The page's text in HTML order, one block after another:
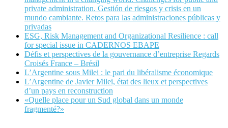
private administration. Gestión de riesgos y crisis en un
mundo cambiante. Retos para las administraciones públicas y
privadas
ESG, Risk Management and Organizational Resilience : call
for special issue in CADERNOS EBAPE
Défis et perspectives de la gouvernance d’entreprise Regards
Croisés France – Brésil
L’Argentine sous Milei : le pari du libéralisme économique
L’Argentine de Javier Milei, état des lieux et perspectives
d’un pays en reconstruction
«Quelle place pour un Sud global dans un monde
fragmenté?»